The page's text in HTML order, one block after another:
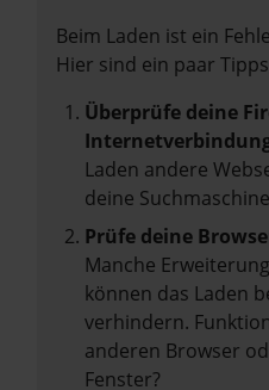
Beim Laden ist ein
Hier sind ein paar
Überprüfe deine
Laden andere
deine
Prüfe deine
Manche
können das Laden
verhindern.
anderen Browser
Fenster?